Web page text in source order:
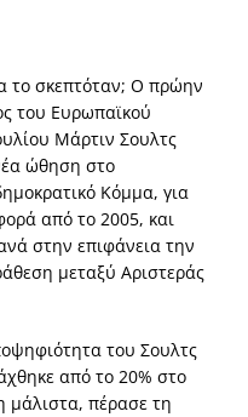
το σκεπτόταν; Ο πρώην
του Ευρωπαϊκού
Μάρτιν Σουλτς
ώθηση στο
Κόμμα, για
από το 2005, και
στην επιφάνεια την
μεταξύ Αριστεράς
του Σουλτς
από το 20% στο
μάλιστα, πέρασε τη